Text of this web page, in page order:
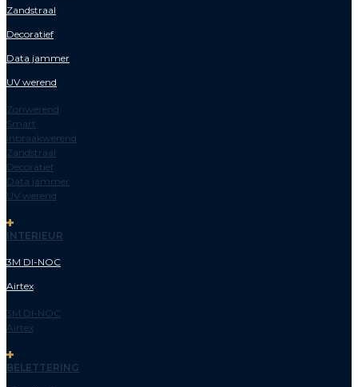
Zandstraal
Decoratief
Data jammer
UV werend
Zonwerend
Smart
Inbraakwerend
Zandstraal
Decoratief
Data jammer
UV werend
INTERIEUR
3M DI-NOC
Airtex
3M DI-NOC
Airtex
BELETTERING